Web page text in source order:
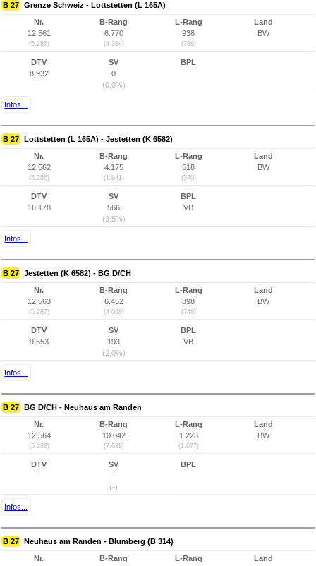
B 27 Grenze Schweiz - Lottstetten (L 165A)
Nr.
12.561
(5.285)
B-Rang
6.770
(4.384)
L-Rang
938
(788)
Land
BW
DTV
8.932
SV
0
(0,0%)
BPL
Infos...
B 27 Lottstetten (L 165A) - Jestetten (K 6582)
Nr.
12.562
(5.286)
B-Rang
4.175
(1.841)
L-Rang
518
(370)
Land
BW
DTV
16.178
SV
566
(3,5%)
BPL
VB
Infos...
B 27 Jestetten (K 6582) - BG D/CH
Nr.
12.563
(5.287)
B-Rang
6.452
(4.068)
L-Rang
898
(748)
Land
BW
DTV
9.653
SV
193
(2,0%)
BPL
VB
Infos...
B 27 BG D/CH - Neuhaus am Randen
Nr.
12.564
(5.288)
B-Rang
10.042
(7.638)
L-Rang
1.228
(1.077)
Land
BW
DTV
-
SV
-
(-)
BPL
Infos...
B 27 Neuhaus am Randen - Blumberg (B 314)
Nr.
B-Rang
L-Rang
Land